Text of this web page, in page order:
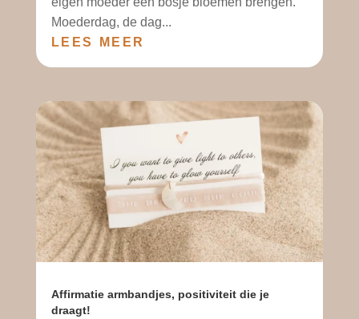
Moederdag, de dag...
LEES MEER
Affirmatie armbandjes, positiviteit die je
draagt!